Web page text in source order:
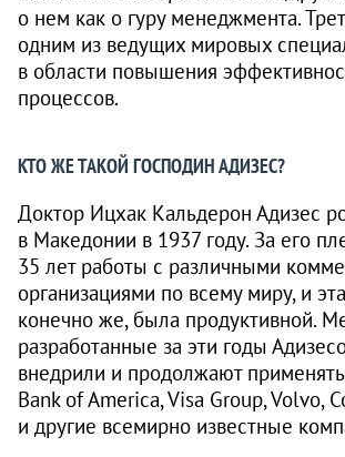
о нем как о гуру менеджмента.
одним из ведущих мировых
в области повышения
процессов.
КТО ЖЕ ТАКОЙ ГОСПОДИН АДИЗЕС?
Доктор Ицхак Кальдерон Адизес
в Македонии в 1937 году. За его
35 лет работы с различными
организациями по всему миру, и
конечно же, была продуктивной.
разработанные за эти годы
внедрили и продолжают
Bank of America, Visa Group, Volvo,
и другие всемирно известные